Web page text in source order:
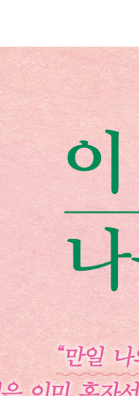
싶을 때
다면
요도 관리예요
다면
에게
비결
살린 한마디
면